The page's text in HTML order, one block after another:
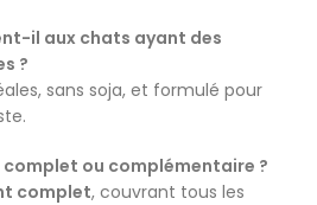
il aux chats ayant des
?
sans soja, et formulé pour
complet ou complémentaire ?
complet, couvrant tous les